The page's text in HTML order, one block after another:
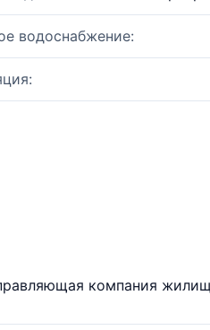
водоснабжение:
компания